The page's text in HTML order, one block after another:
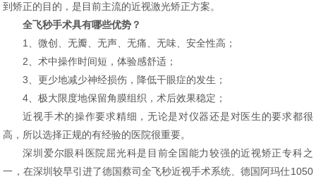
到矫正的目的，是目前主流的近视激光矫正方案。
全飞秒手术具有哪些优势？
1、微创、无瓣、无声、无痛、无味、安全性高；
2、术中操作时间短，体验感舒适；
3、更少地减少神经损伤，降低干眼症的发生；
4、极大限度地保留角膜组织，术后效果稳定；
近视手术的操作要求精细，无论是对仪器还是对医生的要求都很
高，所以选择正规的有经验的医院很重要。
深圳爱尔眼科医院屈光科是目前全国能力较强的近视矫正专科之
一，在深圳较早引进了德国蔡司全飞秒近视手术系统、德国阿玛仕1050